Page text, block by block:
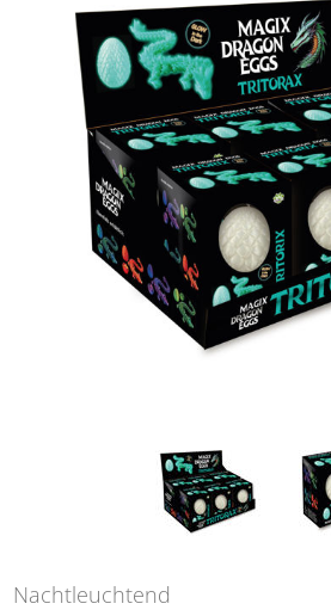
Nachtleuchtend